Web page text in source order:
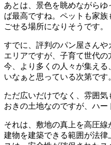
あとは、景色を眺めながら
ば最高ですね。ペットも家
ごせる場所になりそうです。
すでに、評判のパン屋さん
エリアですが、子育て世代
今、より多くの人々が集え
いなぁと思っている次第です
ただ広いだけでなく、雰囲
おきの土地なのですが、ハー
それは、敷地の真上を高圧線
建物を建築できる範囲が法